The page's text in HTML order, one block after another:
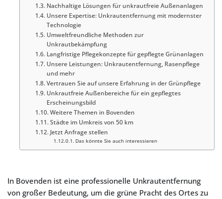
Nachhaltige Lösungen für unkrautfreie Außenanlagen
Unsere Expertise: Unkrautentfernung mit modernster
Technologie
Umweltfreundliche Methoden zur
Unkrautbekämpfung
Langfristige Pflegekonzepte für gepflegte Grünanlagen
Unsere Leistungen: Unkrautentfernung, Rasenpflege
und mehr
Vertrauen Sie auf unsere Erfahrung in der Grünpflege
Unkrautfreie Außenbereiche für ein gepflegtes
Erscheinungsbild
Weitere Themen in Bovenden
Städte im Umkreis von 50 km
Jetzt Anfrage stellen
Das könnte Sie auch interessieren
In Bovenden ist eine professionelle Unkrautentfernung
von großer Bedeutung, um die grüne Pracht des Ortes zu